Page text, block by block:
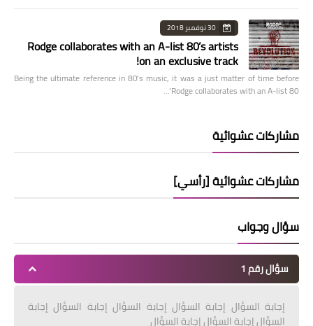
30 نوفمبر 2018
Rodge collaborates with an A-list 80’s artists
on an exclusive track!
Being the ultimate reference in 80’s music, it was a just matter of time before
Rodge collaborates with an A-list 80’…
مشاركات عشوائية
مشاركات عشوائية [رأسي]
سؤال وجواب
سؤال رقم 1
إجابة السؤال إجابة السؤال إجابة السؤال إجابة السؤال إجابة
السؤال إجابة السؤال إجابة السؤال